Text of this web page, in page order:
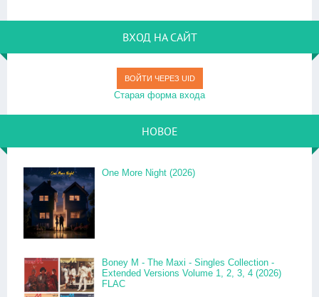
ВХОД НА САЙТ
ВОЙТИ ЧЕРЕЗ UID
Старая форма входа
НОВОЕ
One More Night (2026)
Boney M - The Maxi - Singles Collection -
Extended Versions Volume 1, 2, 3, 4 (2026)
FLAC